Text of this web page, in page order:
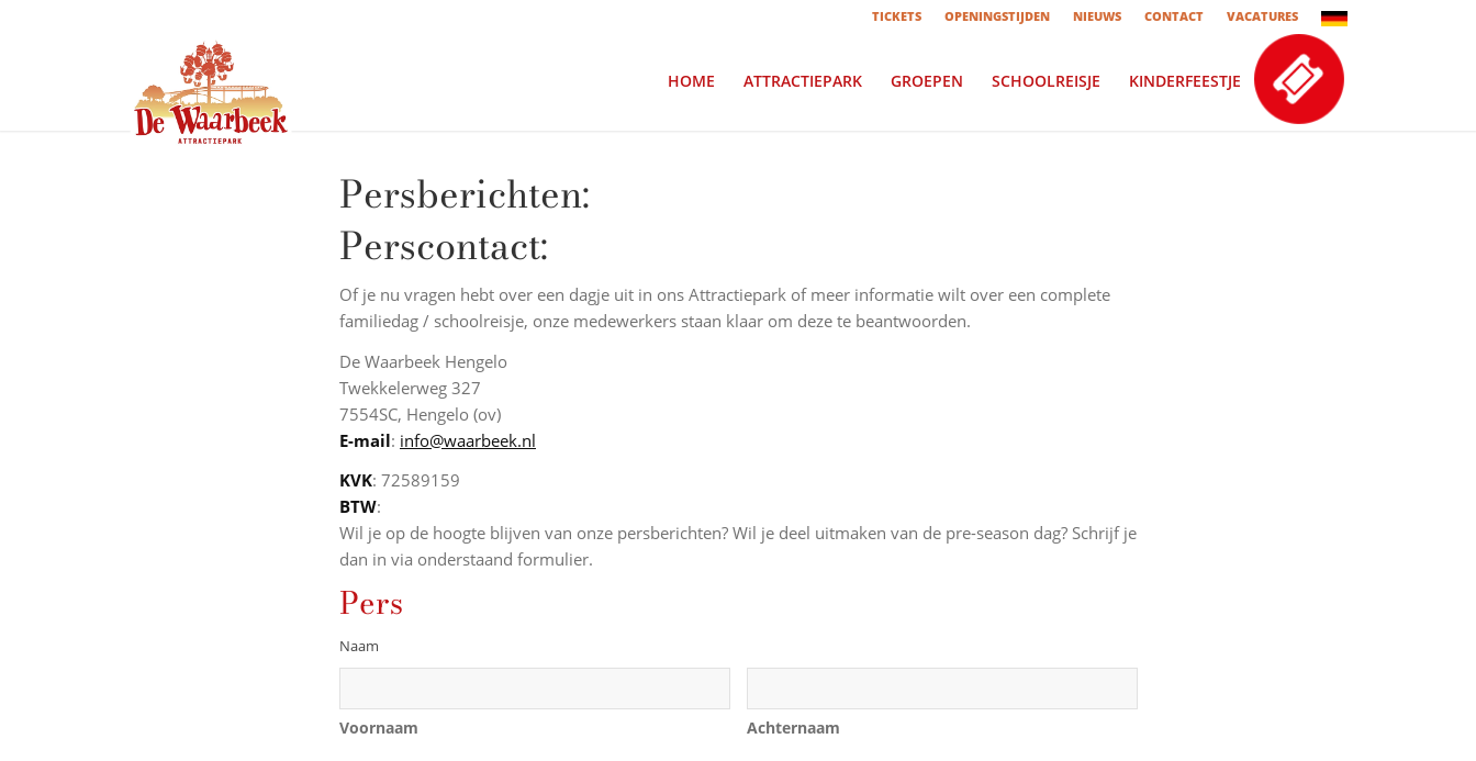
TICKETS OPENINGSTIJDEN NIEUWS CONTACT VACATURES
HOME ATTRACTIEPARK GROEPEN SCHOOLREISJE KINDERFEESTJE
Persberichten:
Perscontact:
Of je nu vragen hebt over een dagje uit in ons Attractiepark of meer informatie wilt over een complete
familiedag / schoolreisje, onze medewerkers staan klaar om deze te beantwoorden.
De Waarbeek Hengelo
Twekkelerweg 327
7554SC, Hengelo (ov)
E-mail: info@waarbeek.nl
KVK: 72589159
BTW:
Wil je op de hoogte blijven van onze persberichten? Wil je deel uitmaken van de pre-season dag? Schrijf je
dan in via onderstaand formulier.
Pers
Naam
Voornaam Achternaam